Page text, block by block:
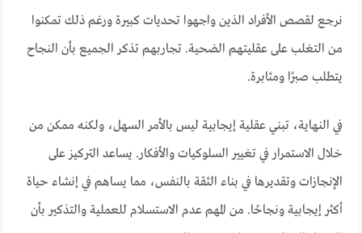
نرجع لقصص الأفراد الذين واجهوا تحديات كبيرة ورغم ذلك تمكنوا
من التغلب على عقليتهم الضحية. تجاربهم تذكر الجميع بأن النجاح
يتطلب صبرًا ومثابرة.
في النهاية، تبني عقلية إيجابية ليس بالأمر السهل، ولكنه ممكن من
خلال الاستمرار في تغيير السلوكيات والأفكار. يساعد التركيز على
الإنجازات وتقديرها في بناء الثقة بالنفس، مما يساهم في إنشاء حياة
أكثر إيجابية ونجاحًا. من المهم عدم الاستسلام للعملية والتذكير بأن